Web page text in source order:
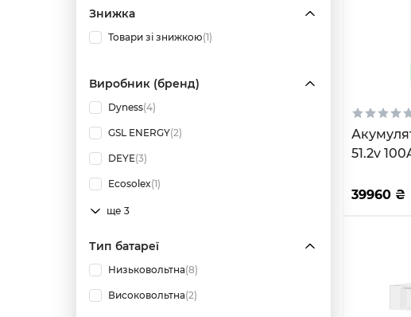
Знижка
Товари зі знижкою(1)
Виробник (бренд)
Dyness(4)
GSL ENERGY(2)
DEYE(3)
Ecosolex(1)
ще 3
Тип батареї
Низьковольтна(8)
Високовольтна(2)
51.2v
39960₴